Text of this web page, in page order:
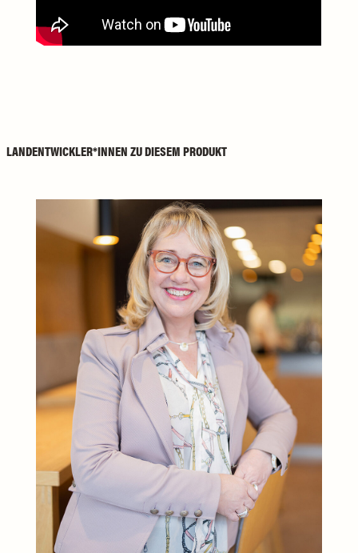
LANDENTWICKLER*INNEN ZU DIESEM PRODUKT